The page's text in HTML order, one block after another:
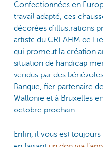
Confectionnées en
travail adapté, ces
décorées d’illustrations
artiste du CREAHM de
qui promeut la création
situation de handicap
vendus par des
Banque, fier partenaire
Wallonie et à Bruxelles
octobre prochain.
Enfin, il vous est